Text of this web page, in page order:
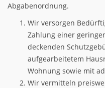
Abgabenordnung.
Wir versorgen
Zahlung einer
deckenden
aufgearbeitetem
Wohnung sowie mit
Wir vermitteln